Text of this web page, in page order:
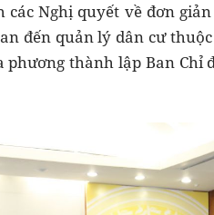
Nghị quyết về đơn
đến quản lý dân cư
phương thành lập Ban Chỉ